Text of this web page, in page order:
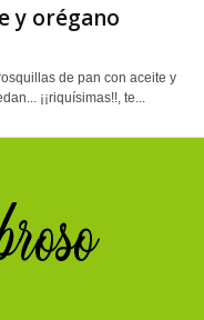
y orégano
de pan con aceite y
¡¡riquísimas!!, te...